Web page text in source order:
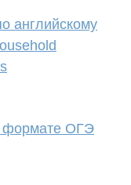
английскому
формате ОГЭ